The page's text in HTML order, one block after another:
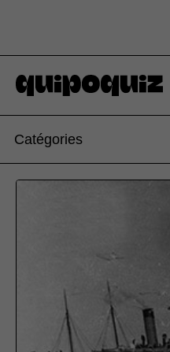
Catégories